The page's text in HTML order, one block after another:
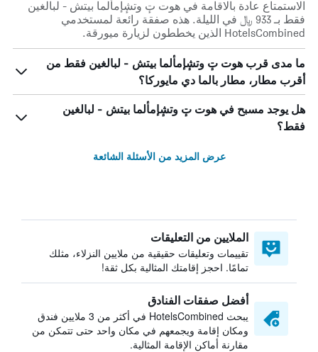
الاستمتاع عادة بالاقامة في هوت تٕ وتشٕإمألما بيتش - لبالغين
فقط بـ 933 ﷼ في الليلة. هذه صفقة رائعة لمستخدمي
HotelsCombined الذين يخططون لزيارة ميورقة.
ما مدى قرب هوت تٕ وتشٕإمألما بيتش - لبالغين فقط من
أقرب مطار، مطار بالما دي مايوركا؟
هل يوجد مسبح في هوت تٕ وتشٕإمألما بيتش - لبالغين
فقط؟
عرض المزيد من الأسئلة الشائعة
الملايين من التعليقات
تقييمات وتعليقات حقيقية من ملايين النزلاء، مثلك
تمامًا. احجز إقامتك المثالية بكل ثقة!
أفضل صفقات الفنادق
يبحث HotelsCombined في أكثر من 3 ملايين فندق
ومكان إقامة ويجمعهم في مكان واحد حتى تتمكن من
مقارنة أماكن الإقامة المثالية.